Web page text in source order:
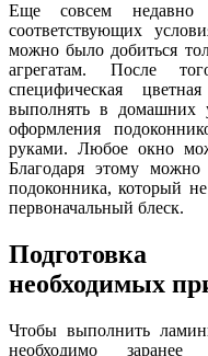
Еще совсем недавно
соответствующих
можно было добиться
агрегатам. После
специфическая
выполнять в домашних
оформления
руками. Любое окно
Благодаря этому можно
подоконника, который
первоначальный блеск.
Подготовка
необходимых
Чтобы выполнить
необходимо